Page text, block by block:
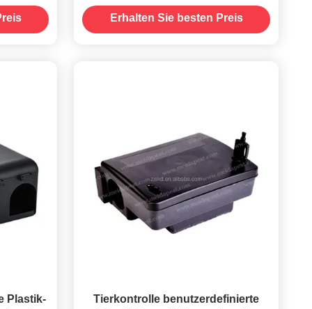
wirksame Schädlingsbekämpfung
im Heim, Hotel und Büro
Erhalten Sie besten Preis
Plastik-
Tierkontrolle benutzerdefinierte